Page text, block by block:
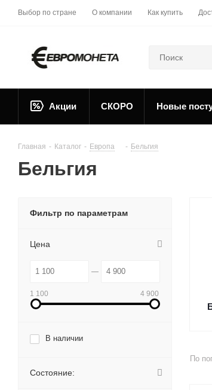
Выбор по стране О компании Как купить
Акции СКОРО Новые
Главная - Каталог - Европа - Бельгия
Бельгия
По
Фильтр по параметрам
Цена
1 100 4 900
В наличии
Состояние: